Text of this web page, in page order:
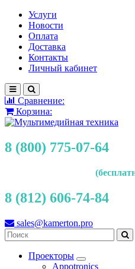
Услуги
Новости
Оплата
Доставка
Контакты
Личный кабинет
Сравнение:
Корзина:
8 (800) 775-07-64
8 (812) 606-74-84
sales@kamerton.pro
Проекторы
Appotronics